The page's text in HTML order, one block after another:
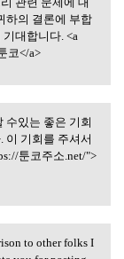
지스트리
하의 결론에 부합
대합니다. <a
코</a>
방문 할 수
수있는 좋은 기회
이 기회를 주셔서
툰코주소.net/">
to other folks I